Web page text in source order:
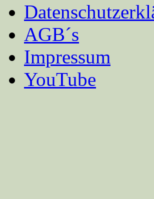
AGB´s
Impressum
YouTube